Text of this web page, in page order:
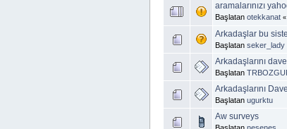
aramalarınızı
Başlatan otekkanat «
Arkadaşlar bu
Başlatan seker_lady
Arkadaşlarını
Başlatan
Arkadaşlarını
Başlatan ugurktu
Aw surveys
Başlatan nesenes